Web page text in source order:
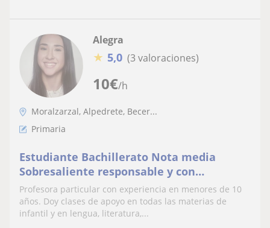
10€/h
Alegra
★ 5,0 (3 valoraciones)
Moralzarzal, Alpedrete, Becer...
Primaria
Estudiante Bachillerato Nota media
Sobresaliente responsable y con
experiencia
Profesora particular con experiencia en menores de 10
años. Doy clases de apoyo en todas las materias de
infantil y en lengua, literatura,...